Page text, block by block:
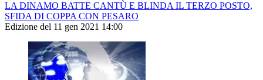
LA DINAMO BATTE CANTÙ E BLINDA IL TERZO POSTO,
SFIDA DI COPPA CON PESARO
Edizione del 11 gen 2021 14:00